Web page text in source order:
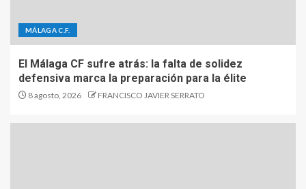
MÁLAGA C.F.
El Málaga CF sufre atrás: la falta de solidez
defensiva marca la preparación para la élite
8 agosto, 2026 FRANCISCO JAVIER SERRATO